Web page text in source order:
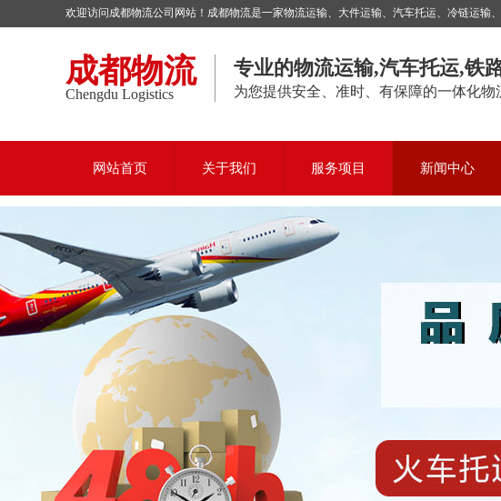
欢迎访问成都物流公司网站！成都物流是一家物流运输、大件运输、汽车托运、冷链运输
成都物流
Chengdu Logistics
专业的物流运输,汽车托运,铁
为您提供安全、准时、有保障的一体化物
网站首页 关于我们 服务项目 新闻中心